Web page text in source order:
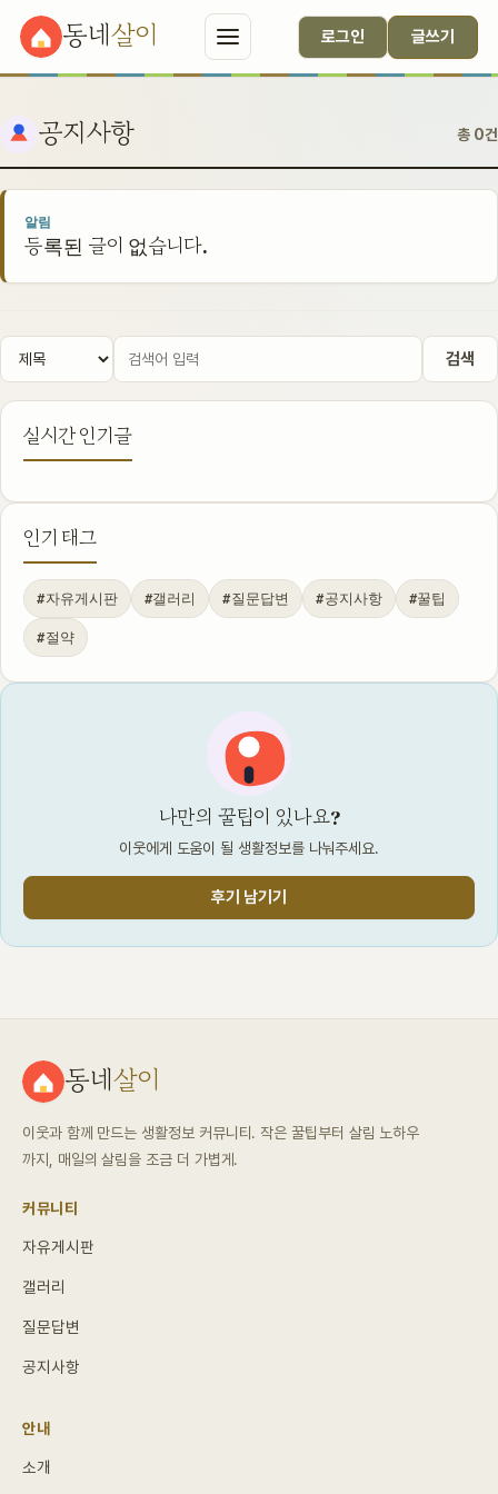
동네살이 로그인 글쓰기
공지사항 총 0건
알림
등록된 글이 없습니다.
검색
실시간 인기글
인기 태그
#자유게시판 #갤러리 #질문답변 #공지사항 #꿀팁
#절약
나만의 꿀팁이 있나요?
이웃에게 도움이 될 생활정보를 나눠주세요.
후기 남기기
동네살이
이웃과 함께 만드는 생활정보 커뮤니티. 작은 꿀팁부터 살림 노하우
까지, 매일의 살림을 조금 더 가볍게.
커뮤니티
자유게시판
갤러리
질문답변
공지사항
안내
소개